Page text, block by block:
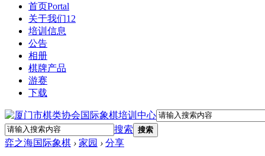
首页Portal
关于我们12
培训信息
公告
相册
棋牌产品
游赛
下载
搜索 搜索
弈之海国际象棋 › 家园 › 分享